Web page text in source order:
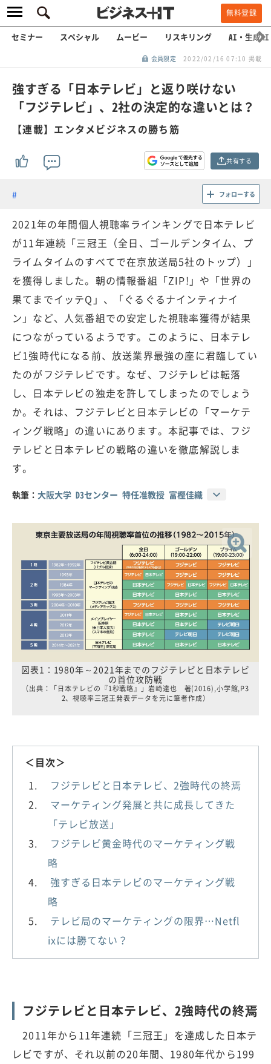
無料登録
セミナー スペシャル ムービー リスキリング AI・生成AI
会員限定 2022/02/16 07:10 掲載
強すぎる「日本テレビ」と返り咲けない
「フジテレビ」、2社の決定的な違いとは？
【連載】エンタメビジネスの勝ち筋
共有する
フォローする
2021年の年間個人視聴率ラインキングで日本テレビ
が11年連続「三冠王（全日、ゴールデンタイム、プ
ライムタイムのすべてで在京放送局5社のトップ）」
を獲得しました。朝の情報番組「ZIP!」や「世界の
果てまでイッテQ」、「ぐるぐるナインティナイ
ン」など、人気番組での安定した視聴率獲得が結果
につながっているようです。このように、日本テレ
ビ1強時代になる前、放送業界最強の座に君臨してい
たのがフジテレビです。なぜ、フジテレビは転落
し、日本テレビの独走を許してしまったのでしょう
か。それは、フジテレビと日本テレビの「マーケテ
ィング戦略」の違いにあります。本記事では、フジ
テレビと日本テレビの戦略の違いを徹底解説しま
す。
執筆： 大阪大学 D3センター 特任准教授 富樫佳織
図表1：1980年～2021年までのフジテレビと日本テレビ
の首位攻防戦
（出典：「日本テレビの『1秒戦略』」岩崎達也 著(2016),小学館,P3
2、視聴率三冠王発表データを元に筆者作成）
＜目次＞
フジテレビと日本テレビ、2強時代の終焉
マーケティング発展と共に成長してきた
「テレビ放送」
フジテレビ黄金時代のマーケティング戦
略
強すぎる日本テレビのマーケティング戦
略
テレビ局のマーケティングの限界…Netfl
ixには勝てない？
フジテレビと日本テレビ、2強時代の終焉
2011年から11年連続「三冠王」を達成した日本テ
レビですが、それ以前の20年間、1980年代から199